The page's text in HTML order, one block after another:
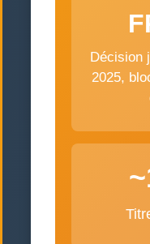
Décision
2025,